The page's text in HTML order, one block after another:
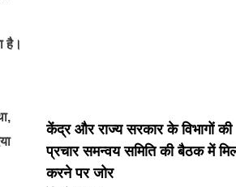
है।
केंद्र और राज्य सरकार के विभागों
प्रचार समन्वय समिति की बैठक में
करने पर जोर